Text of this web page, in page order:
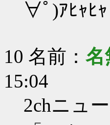
∀ﾟ)ｱﾋｬﾋｬ
10 名前： 名
15:04
2chニュ